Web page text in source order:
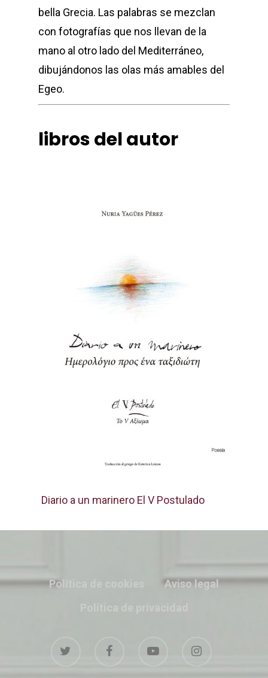
bella Grecia. Las palabras se mezclan
con fotografías que nos llevan de la
mano al otro lado del Mediterráneo,
dibujándonos las olas más amables del
Egeo.
libros del autor
Diario a un marinero El V Postulado
Política de cookies
Aviso legal